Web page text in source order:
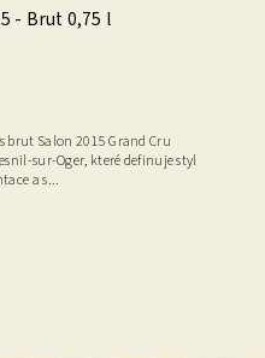
- Brut 0,75 l
brut Salon 2015 Grand Cru
sur-Oger, které definuje styl
a s...